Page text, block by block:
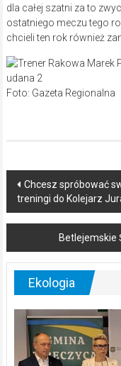
dla całej szatni za to
ostatniego meczu tego
chcieli ten rok również
Foto: Gazeta Regionalna
Post
navigation
Chcesz spróbować
treningi do Kolejarz
Betlejemskie
Ekologia